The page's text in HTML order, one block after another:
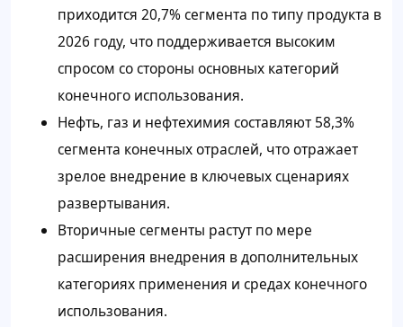
приходится 20,7% сегмента по типу продукта в
2026 году, что поддерживается высоким
спросом со стороны основных категорий
конечного использования.
Нефть, газ и нефтехимия составляют 58,3%
сегмента конечных отраслей, что отражает
зрелое внедрение в ключевых сценариях
развертывания.
Вторичные сегменты растут по мере
расширения внедрения в дополнительных
категориях применения и средах конечного
использования.